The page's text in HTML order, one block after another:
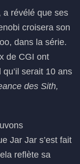
a révélé que ses
croisera son
dans la série.
de CGI ont
serait 10 ans
des Sith,
Jar Jar s’est fait
reflète sa